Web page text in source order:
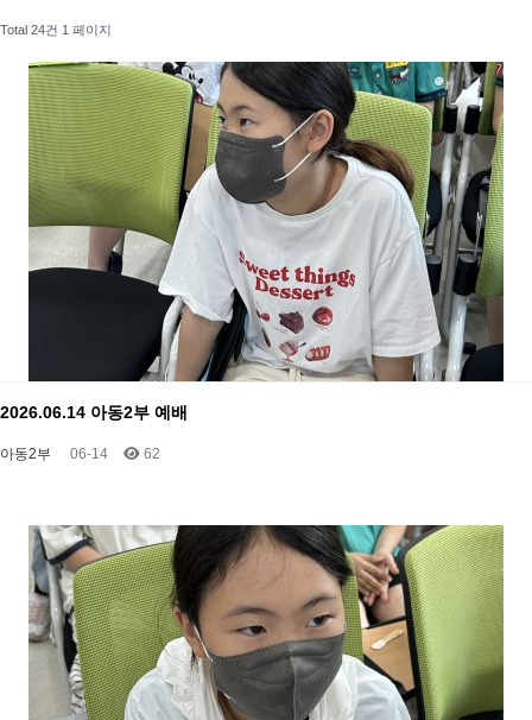
Total 24건 1 페이지
2026.06.14 아동2부 예배
아동2부 06-14 62